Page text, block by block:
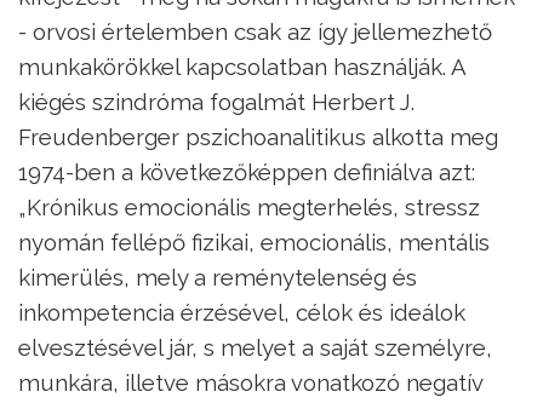
- orvosi értelemben csak az így jellemezhető
munkakörökkel kapcsolatban használják. A
kiégés szindróma fogalmát Herbert J.
Freudenberger pszichoanalitikus alkotta meg
1974-ben a következőképpen definiálva azt:
„Krónikus emocionális megterhelés, stressz
nyomán fellépő fizikai, emocionális, mentális
kimerülés, mely a reménytelenség és
inkompetencia érzésével, célok és ideálok
elvesztésével jár, s melyet a saját személyre,
munkára, illetve másokra vonatkozó negatív